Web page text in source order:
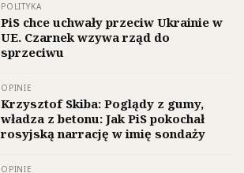
POLITYKA
PiS chce uchwały przeciw Ukrainie w
UE. Czarnek wzywa rząd do
sprzeciwu
OPINIE
Krzysztof Skiba: Poglądy z gumy,
władza z betonu: Jak PiS pokochał
rosyjską narrację w imię sondaży
OPINIE